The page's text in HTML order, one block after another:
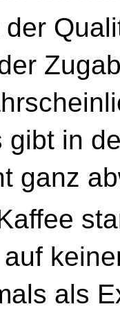
in
ganz
als